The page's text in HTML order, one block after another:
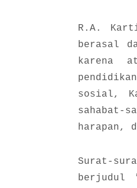
R.A.
berasal
karena
sosial,
sahabat-
harapan,
Surat-
berjudul